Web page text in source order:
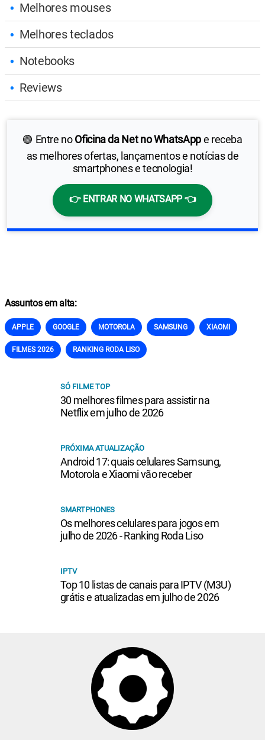
Melhores mouses
Melhores teclados
Notebooks
Reviews
🟢 Entre noOficina da Net no WhatsAppe receba
as melhores ofertas, lançamentos e notícias de
smartphones e tecnologia!
👉 ENTRAR NO WHATSAPP 👈
Assuntos em alta:
APPLE GOOGLE MOTOROLA SAMSUNG XIAOMI
FILMES 2026 RANKING RODA LISO
SÓ FILME TOP
30 melhores filmes para assistir na
Netflix em julho de 2026
PRÓXIMA ATUALIZAÇÃO
Android 17: quais celulares Samsung,
Motorola e Xiaomi vão receber
SMARTPHONES
Os melhores celulares para jogos em
julho de 2026 - Ranking Roda Liso
IPTV
Top 10 listas de canais para IPTV (M3U)
grátis e atualizadas em julho de 2026